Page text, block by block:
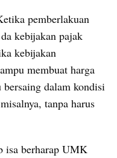
pemberlakuan
kebijakan pajak
kebijakan
membuat harga
dalam kondisi
tanpa harus
isa berharap UMK